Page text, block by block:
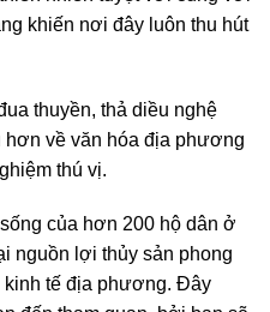
khiến nơi đây luôn thu hút
thuyền, thả diều nghệ
hơn về văn hóa địa phương
thú vị.
của hơn 200 hộ dân ở
nguồn lợi thủy sản phong
kinh tế địa phương. Đây